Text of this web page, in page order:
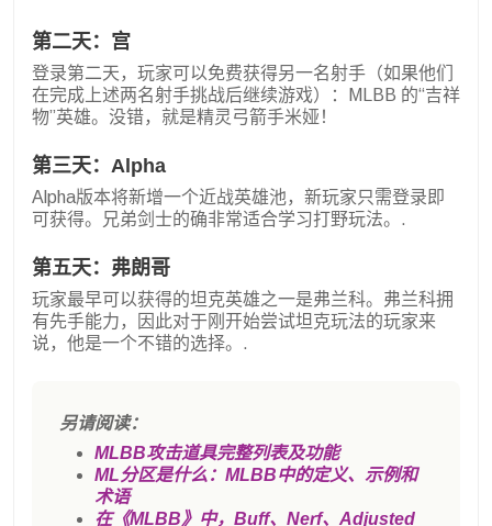
第二天：宫
登录第二天，玩家可以免费获得另一名射手（如果他们
在完成上述两名射手挑战后继续游戏）：MLBB 的“吉祥
物”英雄。没错，就是精灵弓箭手米娅！
第三天：Alpha
Alpha版本将新增一个近战英雄池，新玩家只需登录即
可获得。兄弟剑士的确非常适合学习打野玩法。.
第五天：弗朗哥
玩家最早可以获得的坦克英雄之一是弗兰科。弗兰科拥
有先手能力，因此对于刚开始尝试坦克玩法的玩家来
说，他是一个不错的选择。.
另请阅读：
MLBB攻击道具完整列表及功能
ML分区是什么：MLBB中的定义、示例和
术语
在《MLBB》中，Buff、Nerf、Adjusted